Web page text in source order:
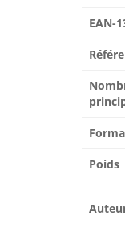
EAN-
Poids